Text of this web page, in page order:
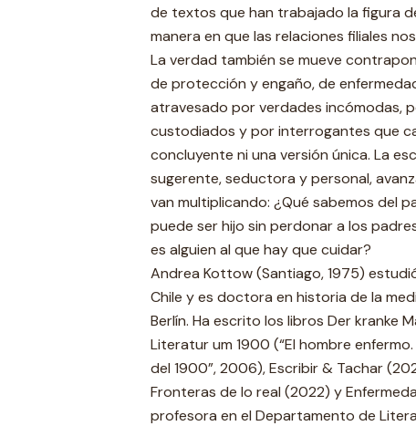
de textos que han trabajado la figura
manera en que las relaciones filiales
La verdad también se mueve
de protección y engaño, de
atravesado por verdades incómodas,
custodiados y por interrogantes que
concluyente ni una versión única. La
sugerente, seductora y personal,
van multiplicando: ¿Qué sabemos del
puede ser hijo sin perdonar a los
es alguien al que hay que cuidar?
Andrea Kottow (Santiago, 1975)
Chile y es doctora en historia de la
Berlín. Ha escrito los libros Der kranke
Literatur um 1900 (“El hombre
del 1900”, 2006), Escribir & Tachar
Fronteras de lo real (2022) y
profesora en el Departamento de